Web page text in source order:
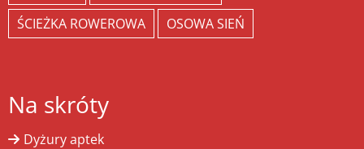
ŚCIEŻKA ROWEROWA
OSOWA SIEŃ
Na skróty
Dyżury aptek